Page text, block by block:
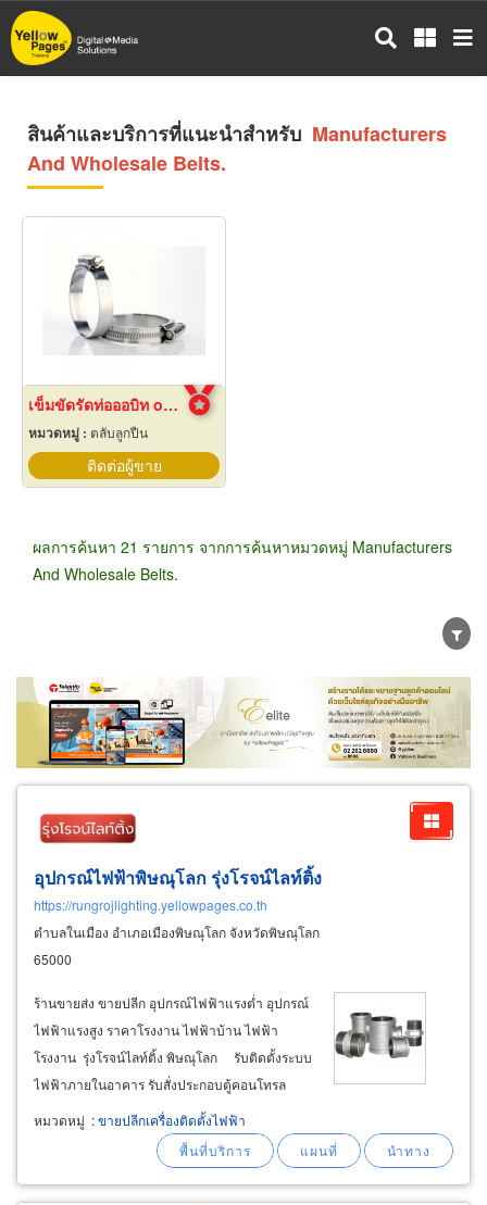
ข้าม
ไป
สินค้าและบริการที่แนะนำสำหรับ Manufacturers
And Wholesale Belts.
เข็มขัดรัดท่อออบิท orbit สมุทรปราการ
หมวดหมู่ : ตลับลูกปืน
ติดต่อผู้ขาย
ผลการค้นหา 21 รายการ จากการค้นหาหมวดหมู่ Manufacturers
And Wholesale Belts.
ขายส่ง ขายปลีก ผู้ผลิต
ตัวแทนจัดจำหน่าย
ผู้ส่งออก/นำเข้า
ธุรกิจบริการ
อุปกรณ์ไฟฟ้าพิษณุโลก รุ่งโรจน์ไลท์ติ้ง
https://rungrojlighting.yellowpages.co.th
ตำบลในเมือง อำเภอเมืองพิษณุโลก จังหวัดพิษณุโลก
65000
ร้านขายส่ง ขายปลีก อุปกรณ์ไฟฟ้าแรงต่ำ อุปกรณ์
ไฟฟ้าแรงสูง ราคาโรงงาน ไฟฟ้าบ้าน ไฟฟ้า
โรงงาน รุ่งโรจน์ไลท์ติ้ง พิษณุโลก รับติดตั้งระบบ
ไฟฟ้าภายในอาคาร รับสั่งประกอบตู้คอนโทรล
mdb ตู้มิเตอร์ (energy meter) และไฟฟ้าภายนอก
อาคาร พิษณุโลก สายไฟฟ้า
หมวดหมู่ :ขายปลีกเครื่องติดตั้งไฟฟ้า